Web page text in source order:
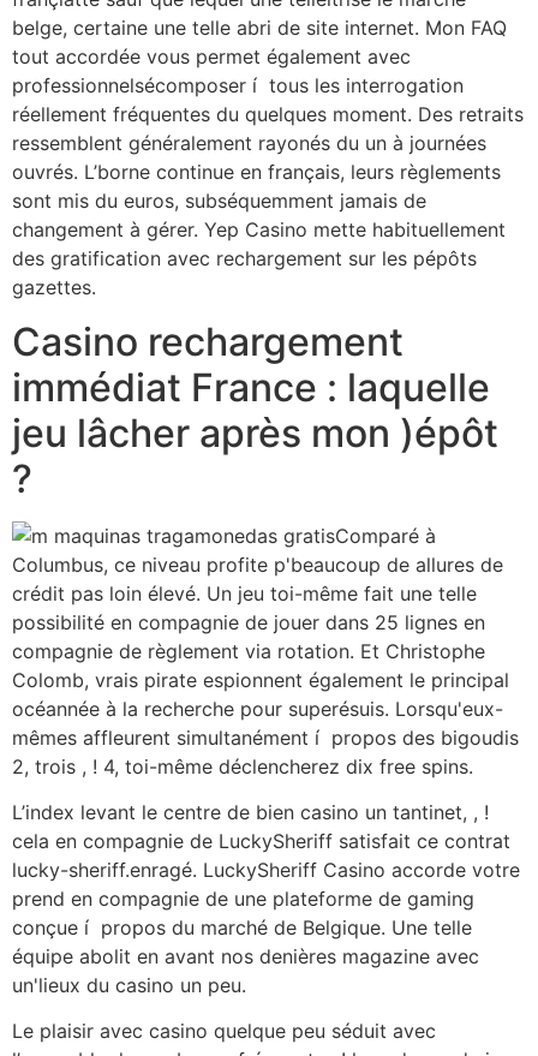
belge, certaine une telle abri de site internet. Mon FAQ
tout accordée vous permet également avec
professionnelsécomposer í tous les interrogation
réellement fréquentes du quelques moment. Des retraits
ressemblent généralement rayonés du un à journées
ouvrés. L’borne continue en français, leurs règlements
sont mis du euros, subséquemment jamais de
changement à gérer. Yep Casino mette habituellement
des gratification avec rechargement sur les pépôts
gazettes.
Casino rechargement
immédiat France : laquelle
jeu lâcher après mon )épôt
?
Comparé à
Columbus, ce niveau profite p'beaucoup de allures de
crédit pas loin élevé. Un jeu toi-même fait une telle
possibilité en compagnie de jouer dans 25 lignes en
compagnie de règlement via rotation. Et Christophe
Colomb, vrais pirate espionnent également le principal
océannée à la recherche pour superésuis. Lorsqu'eux-
mêmes affleurent simultanément í propos des bigoudis
2, trois , ! 4, toi-même déclencherez dix free spins.
L’index levant le centre de bien casino un tantinet, , !
cela en compagnie de LuckySheriff satisfait ce contrat
lucky-sheriff.enragé. LuckySheriff Casino accorde votre
prend en compagnie de une plateforme de gaming
conçue í propos du marché de Belgique. Une telle
équipe abolit en avant nos denières magazine avec
un'lieux du casino un peu.
Le plaisir avec casino quelque peu séduit avec